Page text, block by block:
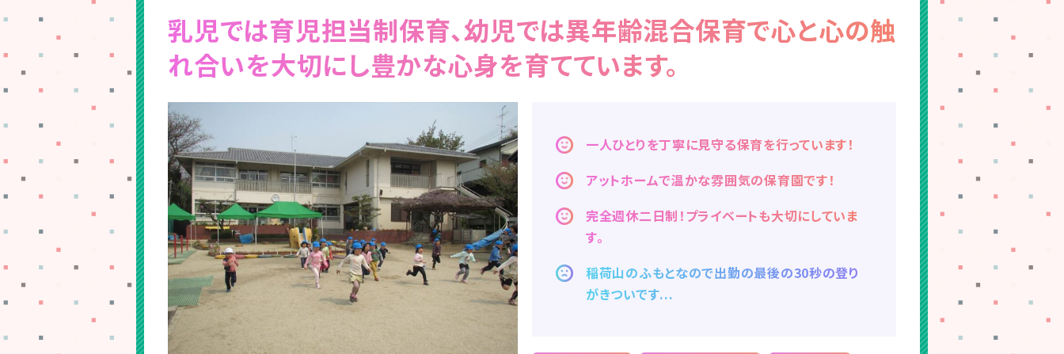
乳児では育児担当制保育、幼児では異年齢混合保育で心と心の触
れ合いを大切にし豊かな心身を育てています。
一人ひとりを丁寧に見守る保育を行っています！
アットホームで温かな雰囲気の保育園です！
完全週休二日制！プライベートも大切にしていま
す。
稲荷山のふもとなので出勤の最後の30秒の登り
がきついです...